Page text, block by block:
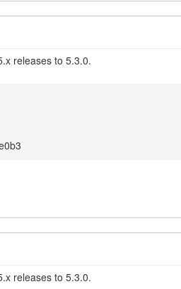
releases to 5.3.0.
releases to 5.3.0.